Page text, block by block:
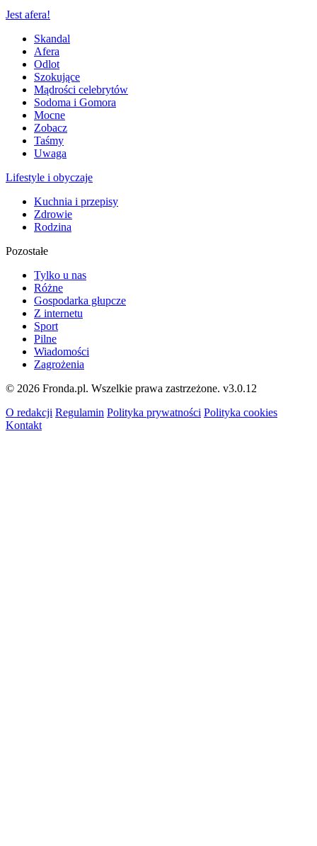
Jest afera!
Skandal
Afera
Odlot
Szokujące
Mądrości celebrytów
Sodoma i Gomora
Mocne
Zobacz
Taśmy
Uwaga
Lifestyle i obyczaje
Kuchnia i przepisy
Zdrowie
Rodzina
Pozostałe
Tylko u nas
Różne
Gospodarka głupcze
Z internetu
Sport
Pilne
Wiadomości
Zagrożenia
© 2026 Fronda.pl. Wszelkie prawa zastrzeżone. v3.0.12
O redakcji Regulamin Polityka prywatności Polityka cookies
Kontakt